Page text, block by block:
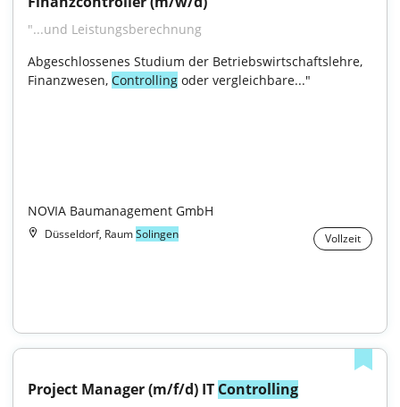
"...und Leistungsberechnung
Abgeschlossenes Studium der Betriebswirtschaftslehre,
Finanzwesen, Controlling oder vergleichbare..."
NOVIA Baumanagement GmbH
Düsseldorf, RaumSolingen Vollzeit
Project Manager (m/f/d) IT Controlling